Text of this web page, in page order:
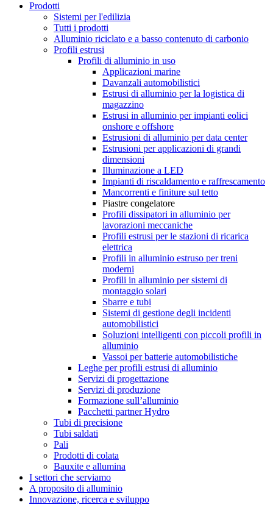
Prodotti
Sistemi per l'edilizia
Tutti i prodotti
Alluminio riciclato e a basso contenuto di carbonio
Profili estrusi
Profili di alluminio in uso
Applicazioni marine
Davanzali automobilistici
Estrusi di alluminio per la logistica di
magazzino
Estrusi in alluminio per impianti eolici
onshore e offshore
Estrusioni di alluminio per data center
Estrusioni per applicazioni di grandi
dimensioni
Illuminazione a LED
Impianti di riscaldamento e raffrescamento
Mancorrenti e finiture sul tetto
Piastre congelatore
Profili dissipatori in alluminio per
lavorazioni meccaniche
Profili estrusi per le stazioni di ricarica
elettrica
Profili in alluminio estruso per treni
moderni
Profili in alluminio per sistemi di
montaggio solari
Sbarre e tubi
Sistemi di gestione degli incidenti
automobilistici
Soluzioni intelligenti con piccoli profili in
alluminio
Vassoi per batterie automobilistiche
Leghe per profili estrusi di alluminio
Servizi di progettazione
Servizi di produzione
Formazione sull’alluminio
Pacchetti partner Hydro
Tubi di precisione
Tubi saldati
Pali
Prodotti di colata
Bauxite e allumina
I settori che serviamo
A proposito di alluminio
Innovazione, ricerca e sviluppo